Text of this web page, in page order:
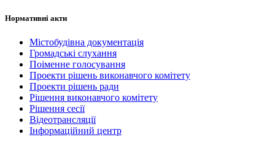
Нормативні акти
Містобудівна документація
Громадські слухання
Поіменне голосування
Проекти рішень виконавчого комітету
Проекти рішень ради
Рішення виконавчого комітету
Рішення сесії
Відеотрансляції
Інформаційний центр